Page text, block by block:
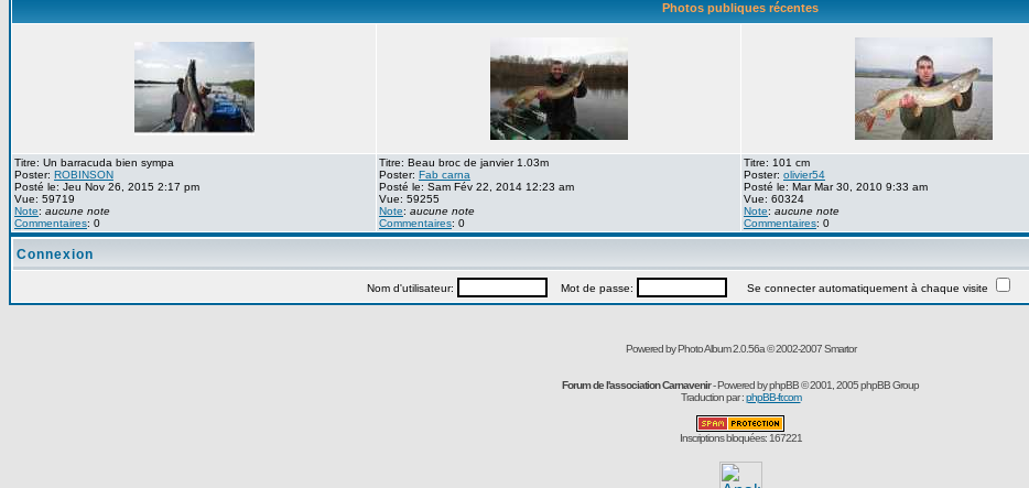
Photos publiques récentes
Titre: Un barracuda bien sympa
Poster: ROBINSON
Posté le: Jeu Nov 26, 2015 2:17 pm
Vue: 59719
Note: aucune note
Commentaires: 0
Titre: Beau broc de janvier 1.03m
Poster: Fab carna
Posté le: Sam Fév 22, 2014 12:23 am
Vue: 59255
Note: aucune note
Commentaires: 0
Titre: 101 cm
Poster: olivier54
Posté le: Mar Mar 30, 2010 9:33 am
Vue: 60324
Note: aucune note
Commentaires: 0
Connexion
Nom d'utilisateur: Mot de passe: Se connecter automatiquement à chaque visite
Powered by Photo Album 2.0.56a © 2002-2007Smartor
Forum de l'association Carnavenir- Powered byphpBB© 2001, 2005 phpBB Group
Traduction par :phpBB-fr.com
Inscriptions bloquées: 167221